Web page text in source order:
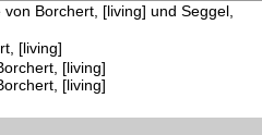
von Borchert, [living] und Seggel,
[living]
[living]
[living]